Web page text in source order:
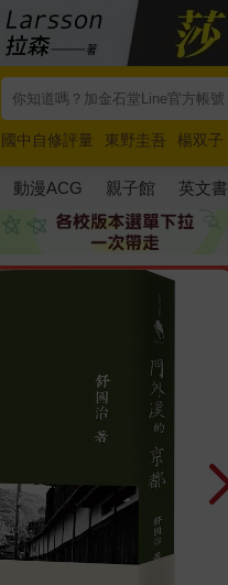
國中自修評量 東野圭吾 楊双子
唯紅花綻放
奧德賽 路邊攤新作
動漫ACG 親子館 英文書